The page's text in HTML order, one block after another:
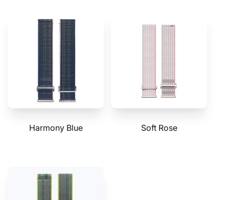
Harmony Blue Soft Rose